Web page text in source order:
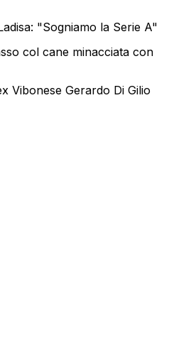
"Sogniamo la Serie A"
col cane minacciata con
Vibonese Gerardo Di Gilio